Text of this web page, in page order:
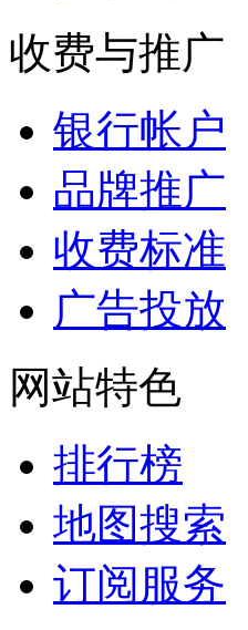
收费与推广
银行帐户
品牌推广
收费标准
广告投放
网站特色
排行榜
地图搜索
订阅服务